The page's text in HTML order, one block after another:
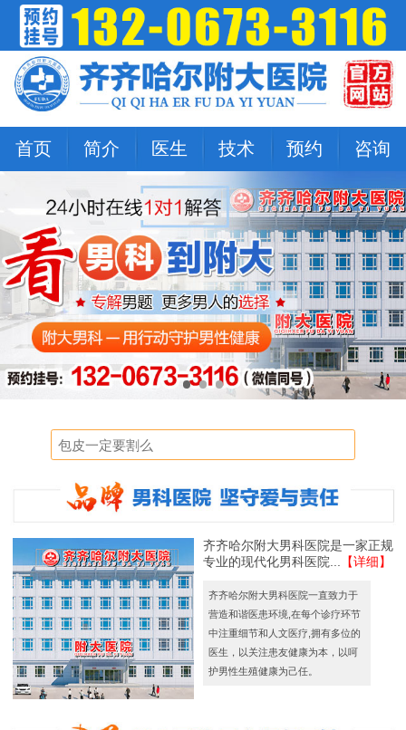
首页 简介 医生 技术 预约 咨询
齐齐哈尔附大男科医院是一家正规
专业的现代化男科医院...
【详细】
齐齐哈尔附大男科医院一直致力于
营造和谐医患环境,在每个诊疗环节
中注重细节和人文医疗,拥有多位的
医生，以关注患友健康为本，以呵
护男性生殖健康为己任。